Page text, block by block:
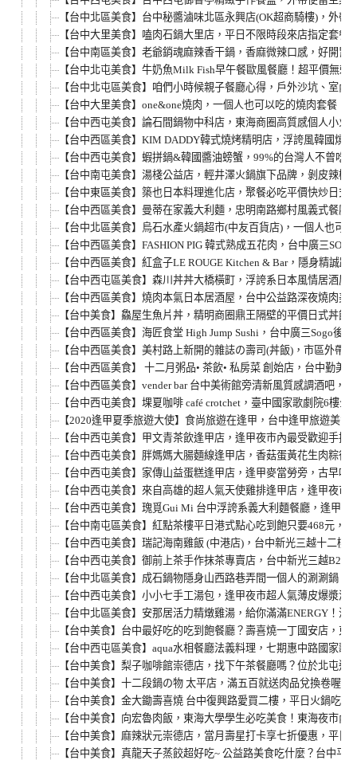
【台中北區美食】台中秘醬滷味北區永興店(OK超商騎樓)，外
【台中大里美食】嗑肉石鍋大里店，平日不限時段來店指定套餐
【台中南區美食】老爺銷魂麻辣香干鍋，香麻微辣口感，好開胃
【台中北屯美食】牛奶魚Milk Fish早午餐歐風餐廳！超平價無
【台中北屯區美食】咱們小時候親子餐廳心得，戶外沙坑、室
【台中大里美食】one&one燒肉，一個人也可以吃的燒肉套餐
【台中西屯美食】論石間鍋物中科店，東海商圈高質感個人小
【台中西區美食】KIM DADDY韓式燒烤精明店，浮誇風韓國燒
【台中西屯美食】蝦拼鍋&韓國醬油螃蟹，99%的台灣人不曾
【台中南屯美食】湯棧公益店，輕井澤火鍋旗下品牌，剝皮辣
【台中東區美食】築也日本料理進化店，聚餐必吃平價快炒日
【台中西區美食】曼蒂在家義大利麵，忠明南路鄉村風義式餐
【台中北區美食】烏石水產火鍋超市(中友百貨店)，一個人也
【台中西區美食】FASHION PIG 韓式熟成五花肉，台中廣三
【台中西區美食】紅盒子LE ROUGE Kitchen & Bar，隱身精誠
【台中西屯區美食】森川丼丼大橋橫町，浮誇系日本風情居酒
【台中西區美食】燒肉本氣日本居酒屋，台中公益路深夜燒肉
【台中美食】鱻屋生魚片丼，精明商圈鼎王隔壁的平價日式丼
【台中西區美食】海匠食堂 High Jump Sushi，台中廣三Sogo
【台中西區美食】美村路上新開的雜誌の壽司(丼飯)，市區外帶
【台中西區美食】 十二月粥品• 茶飲• 私房菜 創始店，台中勤
【台中西區美食】vender bar 台中美術館旁清新風質感調酒吧
【台中西屯美食】堁夏咖啡 café crotchet，臺中國家歌劇院6樓
【2020逢甲夏季旅遊大使】食尚旅遊在逢甲，台中逢甲旅遊美
【台中西屯美食】甲文青茶飲逢甲店，逢甲夜市內最受歡迎手
【台中西屯美食】胖媽媽大腸麵線逢甲店，香菇蛋黃花生肉粽
【台中西屯美食】家傳山益蛋糕逢甲店，逢甲麥當勞旁，古早
【台中西屯美食】來自高雄的超人氣天使雞排逢甲店，逢甲夜
【台中西屯美食】瑰覓Gui Mi 台中浮誇系義大利麵餐廳，逢甲
【台中南屯區美食】紅點茶樓平日港式點心吃到飽只要468元
【台中西屯美食】瑞記海南雞飯 (中港店)，台中新光三越十二
【台中西屯美食】御前上茶手作抹茶專賣店，台中新光三越B2
【台中北區美食】成石鍋物隱身山西路巷弄間一個人的涮涮鍋
【台中西屯美食】小小七手工湯包，逢甲夜市超人氣薄皮爆漿
【台中北區美食】安那居活力精燉雞湯，給你滿滿ENERGY！
【台中美食】台中最好吃的吃到飽餐廳？壽喜燒一丁國安店，
【台中西屯區美食】aqua水相餐廳法義料理，七期惠中路國家
【台中美食】梨子咖啡館崇德店，找下午茶餐廳嗎？位於北屯
【台中美食】十二段鍋の物 太平店，滿五百就送肉品兌換卷喔
【台中美食】金大鋤壽喜燒 台中復興路愛買二樓，平日火鍋吃
【台中美食】向宏魯肉飯，東海大學學生必吃美食！東海夜市內
【台中美食】麻辣狀元崇德店，當月壽星打卡享七折優惠，平
【台中美食】真龍天子蒸餃超好吃~ 公益路美食吃什麼？台中